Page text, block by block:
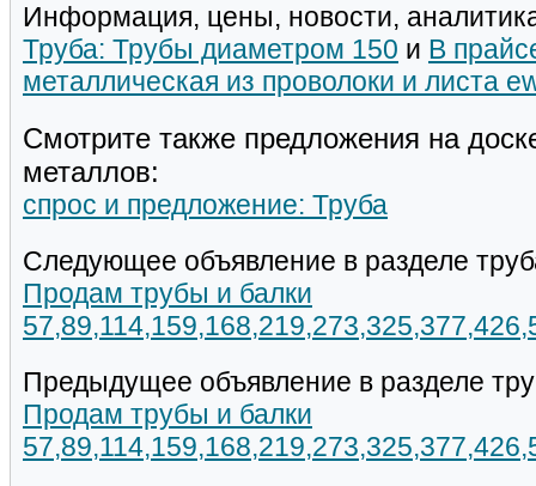
Информация, цены, новости,
Труба: Трубы диаметром 150 и В
металлическая из проволоки и листа
Смотрите также предложения на
металлов:
спрос и предложение: Труба
Следующее объявление в разделе
Продам трубы и балки
Предыдущее объявление в разделе
Продам трубы и балки